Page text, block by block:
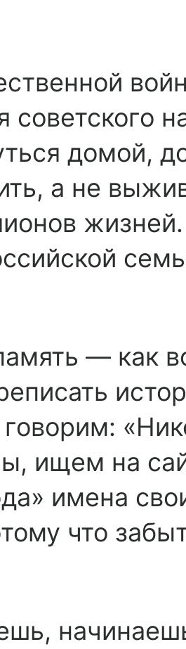
домой,
а не
— как
ищем на
имена
что